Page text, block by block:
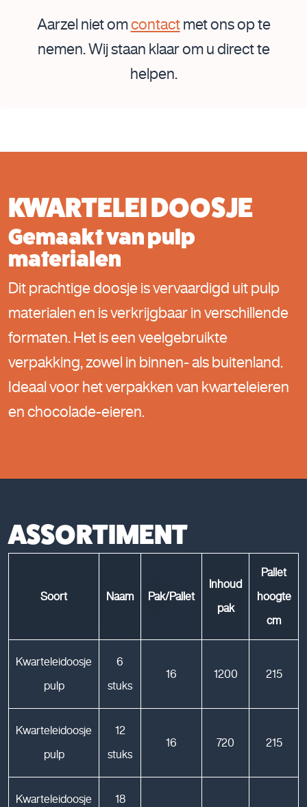
Aarzel niet omcontactmet ons op te
nemen. Wij staan klaar om u direct te
helpen.
KWARTELEI DOOSJE
Gemaakt van pulp
materialen
Dit prachtige doosje is vervaardigd uit pulp
materialen en is verkrijgbaar in verschillende
formaten. Het is een veelgebruikte
verpakking, zowel in binnen- als buitenland.
Ideaal voor het verpakken van kwarteleieren
en chocolade-eieren.
ASSORTIMENT
Soort Naam Pak/Pallet
Inhoud
pak
Pallet
hoogte
cm
Kwarteleidoosje
pulp
6
stuks
16 1200 215
Kwarteleidoosje
pulp
12
stuks
16 720 215
Kwarteleidoosje
18